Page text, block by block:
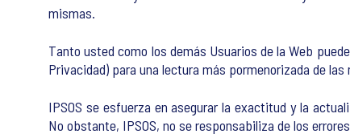
mismas.
Tanto usted como los demás Usuarios de la Web
Privacidad) para una lectura más pormenorizada de las
IPSOS se esfuerza en asegurar la exactitud y la
No obstante, IPSOS, no se responsabiliza de los